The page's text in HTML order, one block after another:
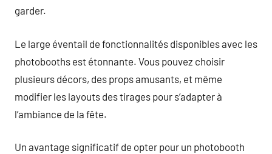
garder.
Le large éventail de fonctionnalités disponibles avec les
photobooths est étonnante. Vous pouvez choisir
plusieurs décors, des props amusants, et même
modifier les layouts des tirages pour s’adapter à
l’ambiance de la fête.
Un avantage significatif de opter pour un photobooth